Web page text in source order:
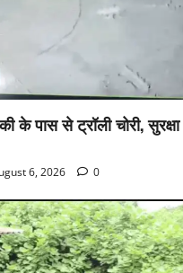
के पास से ट्रॉली चोरी,
6, 2026 0